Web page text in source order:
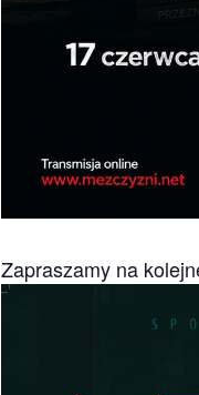
Zapraszamy na